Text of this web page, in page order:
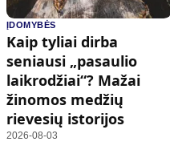
ĮDOMYBĖS
Kaip tyliai dirba
seniausi „pasaulio
laikrodžiai“? Mažai
žinomos medžių
rievesių istorijos
2026-08-03